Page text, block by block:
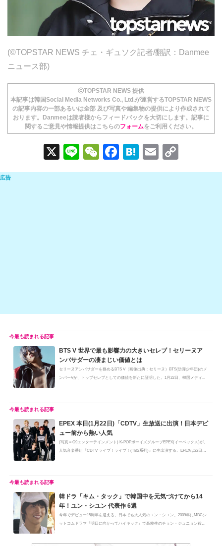
(©TOPSTAR NEWS チェ・ギュソク記者/翻訳：Danmee
ニュース部)
ⓒTOPSTAR NEWS 提供
本記事は韓国Social Media Networks Co., Ltd.が運営するTOPSTAR NEWS
の記事内容の一部あるいは全部 及び写真や編集物の提供により作成されて
おります。Danmeeは読者様からフィードバックを大切にします。記事に
関するご意見や情報提供はこちらのフォームをご利用ください。
X Li
n
W
e
F
a
H
at
E
m o
BTS V 世界で最も影響力の大きいセレブ！セリーヌア
ンバサダーの凄まじい価値とは
セリーヌアンバサダーを務めるBTS V（画像出典：セリーヌ）BTS(防弾少年団)のメ
ンバーVが、トップセレブとしての価値を新たに証明した。1月22日、韓国メディ...
EPEX 本日(1月22日)「CDTV」生放送に出演！日本デビ
ュー前から熱い人気
(写真＝C9エンターテインメント) K-POPボーイズグループEPEX(イーペックス)が、
人気音楽番組『CDTV ライブ！ライブ！(TBS系列)』に生出演する。EPEXは22日
韓ドラ「キム・タック」で韓国中を元気づけてから14
年！ユン・シユン 代表作 6選
今年でデビュー15周年を迎える、日本でも大人気のユン・シユン。2009年にMBCシ
ットコムドラマ『明日に向かってハイキック』で高校生のチョン・ジュニョン役